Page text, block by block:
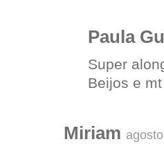
Paula
Super
Beijos e
Miriam